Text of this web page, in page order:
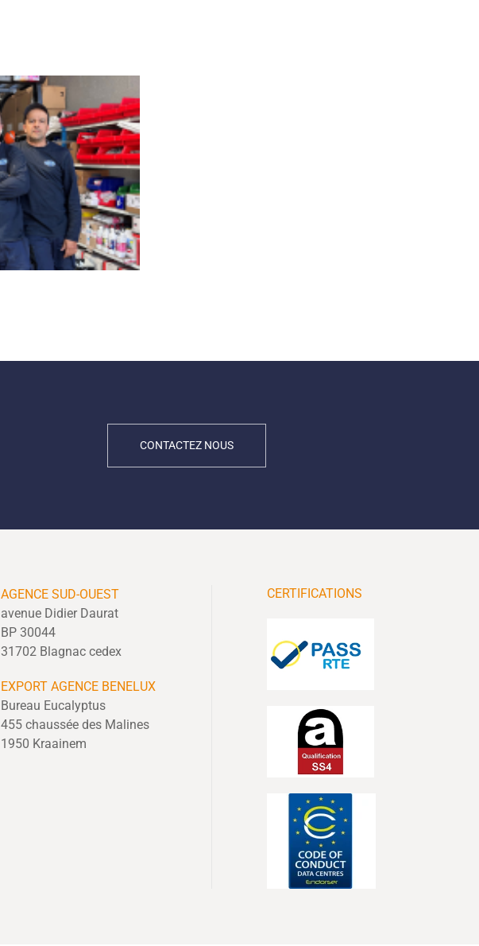
CONTACTEZ NOUS
AGENCE SUD-OUEST
avenue Didier Daurat
BP 30044
31702 Blagnac cedex
EXPORT AGENCE BENELUX
Bureau Eucalyptus
455 chaussée des Malines
1950 Kraainem
CERTIFICATIONS